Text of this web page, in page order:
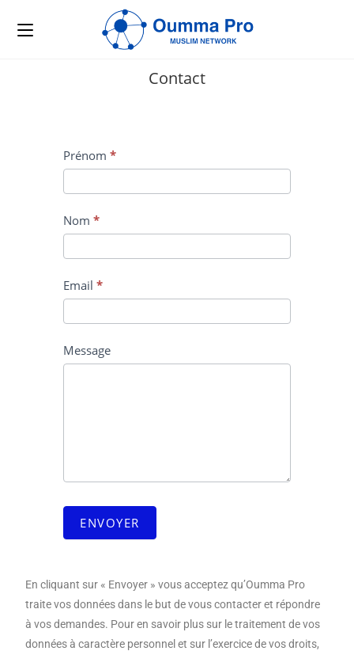
Contact
Contact
Prénom*
Nom*
Email*
Message
ENVOYER
En cliquant sur « Envoyer » vous acceptez qu’Oumma Pro
traite vos données dans le but de vous contacter et répondre
à vos demandes. Pour en savoir plus sur le traitement de vos
données à caractère personnel et sur l’exercice de vos droits,